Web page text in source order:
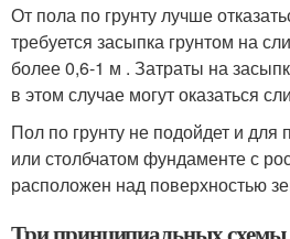
От пола по грунту лучше
требуется засыпка грунтом на
более 0,6-1 м . Затраты на
в этом случае могут оказаться
Пол по грунту не подойдет и для
или столбчатом фундаменте с
расположен над поверхностью